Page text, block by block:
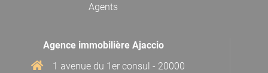
Agents
Agence immobilière Ajaccio
1 avenue du 1er consul - 20000